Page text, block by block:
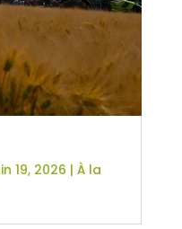
19, 2026 | À la